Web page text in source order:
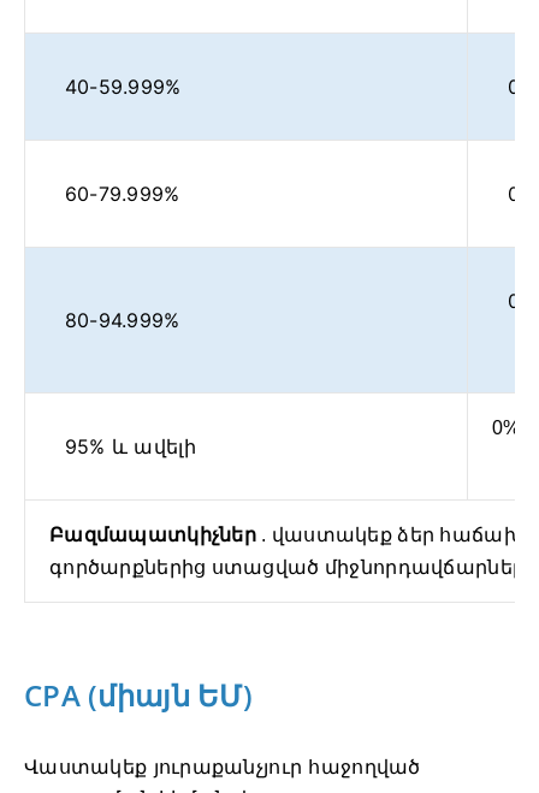
40-59.999%
60-79.999%
80-94.999%
95% և ավելի
0%
Բազմապատկիչներ . վաստակեք ձեր
գործարքներից ստացված միջնորդավճարների
CPA (միայն ԵՄ)
Վաստակեք յուրաքանչյուր հաջողված